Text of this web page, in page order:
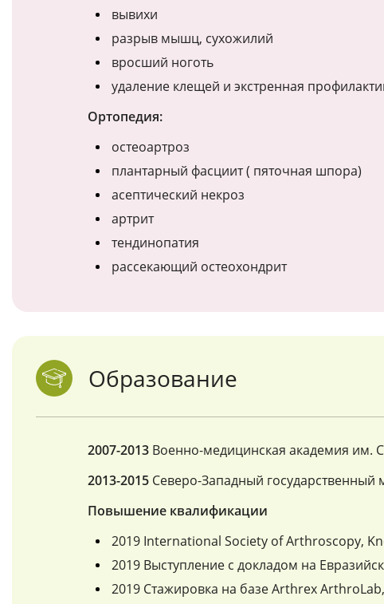
вывихи
разрыв мышц, сухожилий
вросший ноготь
удаление клещей и экстренная
Ортопедия:
остеоартроз
плантарный фасциит ( пяточная шпора)
асептический некроз
артрит
тендинопатия
рассекающий остеохондрит
Образование
2007-2013 Военно-медицинская академия им.
2013-2015 Северо-Западный
Повышение квалификации
2019 International Society of Arthroscopy,
2019 Выступление с докладом на
2019 Стажировка на базе Arthrex